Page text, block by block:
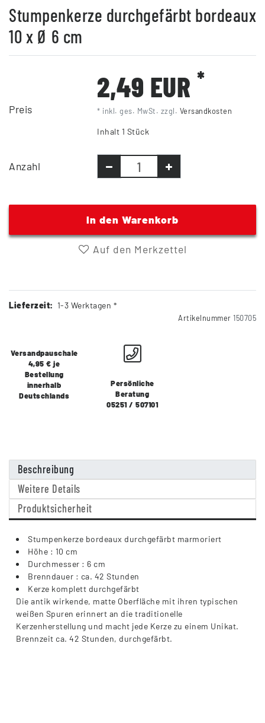
Stumpenkerze durchgefärbt bordeaux
10 x Ø 6 cm
Preis
2,49 EUR *
* inkl. ges. MwSt. zzgl. Versandkosten
Inhalt 1 Stück
Anzahl
In den Warenkorb
Auf den Merkzettel
Lieferzeit: 1-3 Werktagen *
Artikelnummer 150705
Versandpauschale
4,95 € je
Bestellung
innerhalb
Deutschlands
Persönliche
Beratung
05251 / 507101
Beschreibung
Weitere Details
Produktsicherheit
Stumpenkerze bordeaux durchgefärbt marmoriert
Höhe : 10 cm
Durchmesser : 6 cm
Brenndauer : ca. 42 Stunden
Kerze komplett durchgefärbt
Die antik wirkende, matte Oberfläche mit ihren typischen
weißen Spuren erinnert an die traditionelle
Kerzenherstellung und macht jede Kerze zu einem Unikat.
Brennzeit ca. 42 Stunden, durchgefärbt.